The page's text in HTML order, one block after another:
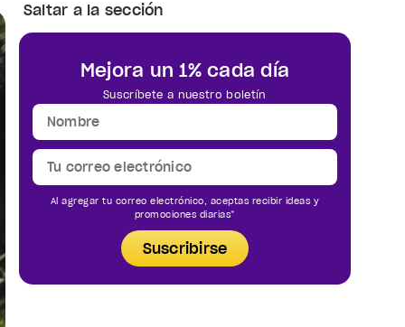
Saltar a la sección
Mejora un 1% cada día
Suscríbete a nuestro boletín
Al agregar tu correo electrónico, aceptas recibir ideas y
promociones diarias*
Suscribirse